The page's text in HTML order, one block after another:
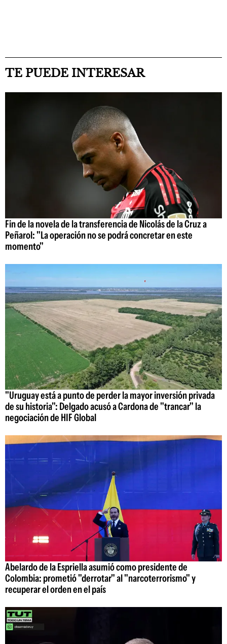
TE PUEDE INTERESAR
Fin de la novela de la transferencia de Nicolás de la Cruz a
Peñarol: "La operación no se podrá concretar en este
momento"
"Uruguay está a punto de perder la mayor inversión privada
de su historia": Delgado acusó a Cardona de "trancar" la
negociación de HIF Global
Abelardo de la Espriella asumió como presidente de
Colombia: prometió "derrotar" al "narcoterrorismo" y
recuperar el orden en el país